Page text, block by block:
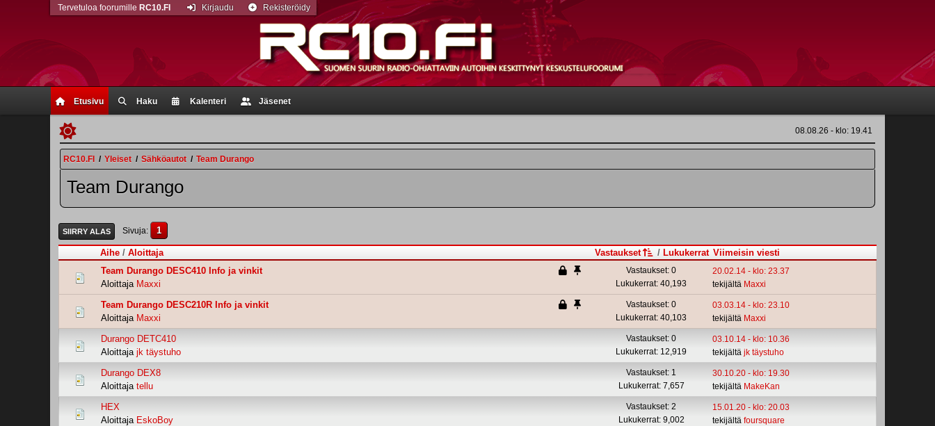
Etusivu Haku Kalenteri Jäsenet
Tervetuloa foorumille RC10.FI Kirjaudu Rekisteröidy
08.08.26 - klo: 19.41
RC10.FI / Yleiset / Sähköautot / Team Durango
Team Durango
SIIRRY ALAS Sivuja 1
Aihe / Aloittaja Vastaukset / Lukukerrat Viimeisin viesti
Team Durango DESC410 Info ja vinkit
Aloittaja Maxxi
Vastaukset: 0
Lukukerrat: 40,193
20.02.14 - klo: 23.37
tekijältä Maxxi
Team Durango DESC210R Info ja vinkit
Aloittaja Maxxi
Vastaukset: 0
Lukukerrat: 40,103
03.03.14 - klo: 23.10
tekijältä Maxxi
Durango DETC410
Aloittaja jk täystuho
Vastaukset: 0
Lukukerrat: 12,919
03.10.14 - klo: 10.36
tekijältäjk täystuho
Durango DEX8
Aloittaja tellu
Vastaukset: 1
Lukukerrat: 7,657
30.10.20 - klo: 19.30
tekijältä MakeKan
HEX
Aloittaja EskoBoy
Vastaukset: 2
Lukukerrat: 9,002
15.01.20 - klo: 20.03
tekijältäfoursquare